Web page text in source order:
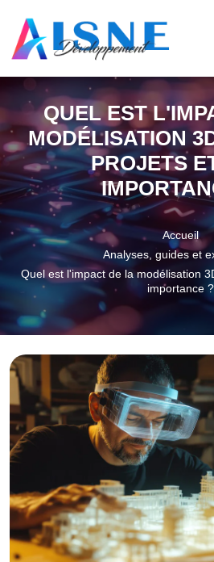
QUEL EST
MODÉLISATION
PROJETS
Accueil
Analyses, guides et
Quel est l'impact de la modélisation
importance ?